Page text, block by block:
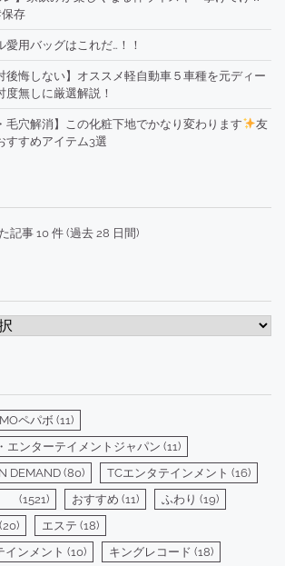
存
愛用バッグはこれだ…！！
後悔しない】オススメ軽自動車５車種を元ディー
度無しに厳選解説！
毛穴解消】この化粧下地でかなり変わります
友
すすめアイテム3選
記事 10 件 (過去 28 日間)
ペパボ (11)
エンターテイメントジャパン (11)
DEMAND (80) TCエンタテインメント (16)
(1521) おすすめ (11) ふわり (19)
(20) エステ (18)
インメント (10) キングレコード (18)